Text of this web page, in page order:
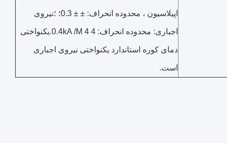
اپیلاسیون ، محدوده انحراف: ± ± 0.3؛ ؛نیروی
اجباری: محدوده انحراف: 4 4 0.4kA /M.یکنواختی
دمای کوره استاندارد یکنواختی نیروی اجباری
است.